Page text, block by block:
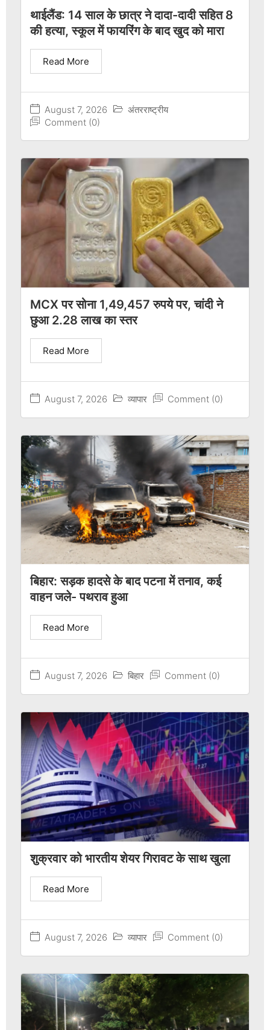
थाईलैंड: 14 साल के छात्र ने दादा-दादी सहित 8
की हत्या, स्कूल में फायरिंग के बाद खुद को मारा
August 7, 2026
अंतरराष्ट्रीय
Comment (0)
Read More
MCX पर सोना 1,49,457 रुपये पर, चांदी ने
छुआ 2.28 लाख का स्तर
August 7, 2026 व्यापार Comment (0)
Read More
बिहार: सड़क हादसे के बाद पटना में तनाव, कई
वाहन जले- पथराव हुआ
August 7, 2026 बिहार Comment (0)
Read More
शुक्रवार को भारतीय शेयर गिरावट के साथ खुला
August 7, 2026 व्यापार Comment (0)
Read More